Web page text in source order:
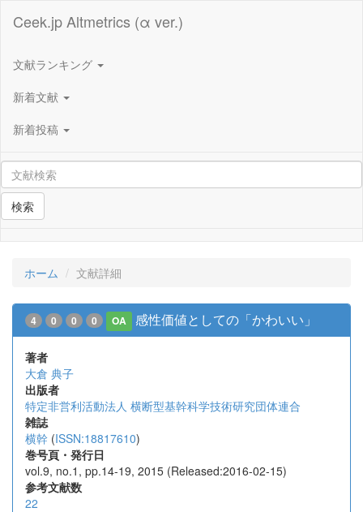
Ceek.jp Altmetrics (α ver.)
文献ランキング
新着文献
新着投稿
検索
ホーム 文献詳細
4 0 0 0 OA 感性価値としての「かわいい」
著者
大倉 典子
出版者
特定非営利活動法人 横断型基幹科学技術研究団体連合
雑誌
横幹 (ISSN:18817610)
巻号頁・発行日
vol.9, no.1, pp.14-19, 2015 (Released:2016-02-15)
参考文献数
22